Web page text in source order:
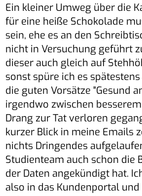
Ein kleiner Umweg über die
für eine heiße Schokolade
sein, ehe es an den
nicht in Versuchung geführt
dieser auch gleich auf
sonst spüre ich es
die guten Vorsätze "Gesund
irgendwo zwischen
Drang zur Tat verloren
kurzer Blick in meine Emails
nichts Dringendes
Studienteam auch schon die
der Daten angekündigt hat.
also in das Kundenportal und